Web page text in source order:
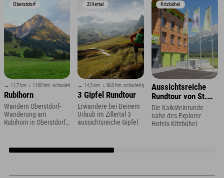
Oberstdorf
↔ 11,7 km ↕ 1100 hm schwierig
Rubihorn
Wandern Oberstdorf-
Wanderung am
Rubihorn in Oberstdorf
Zillertal
↔ 14,3 km ↕ 860 hm schwierig
3 Gipfel Rundtour
Erwandere bei Deinem
Urlaub im Zillertal 3
aussichtsreiche Gipfel
Kitzbühel
Aussichtsreiche
Rundtour von St.
Johann
Die Kalksteinrunde
nahe des Explorer
Hotels Kitzbühel